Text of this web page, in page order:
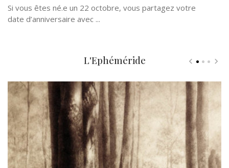
Si vous êtes né.e un 22 octobre, vous partagez votre
date d’anniversaire avec ...
L'Ephéméride